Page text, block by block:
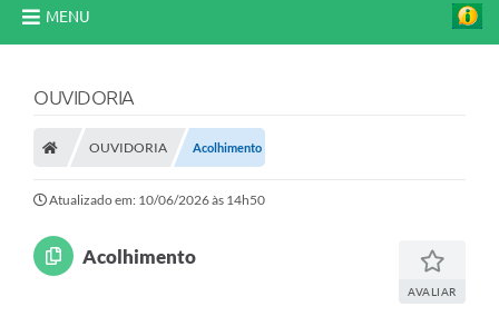
MENU
Principal
Secretarias
Imprensa Oficial
A Nossa Cidade
OUVIDORIA
OUVIDORIA Acolhimento
Atualizado em: 10/06/2026 às 14h50
Acolhimento
AVALIAR